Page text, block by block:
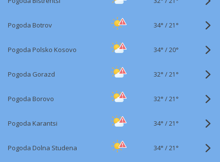
Pogoda Botrov 34° /21°
Pogoda Polsko Kosovo 34° /20°
Pogoda Gorazd 32° /21°
Pogoda Borovo 32° /21°
Pogoda Karantsi 34° /21°
Pogoda Dolna Studena 34° /21°